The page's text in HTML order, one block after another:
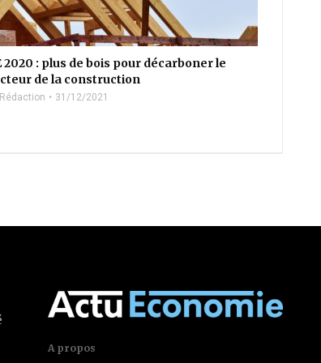
2020 : plus de bois pour décarboner le
de la construction
31/12/2021
A propos